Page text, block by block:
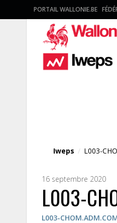
PORTAIL WALLONIE.BE
Iweps / L003-
16 septembre 2020
L003-
L003-